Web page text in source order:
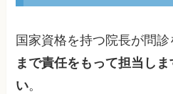
国家資格を持つ院長が問
まで責任をもって担当し
い。